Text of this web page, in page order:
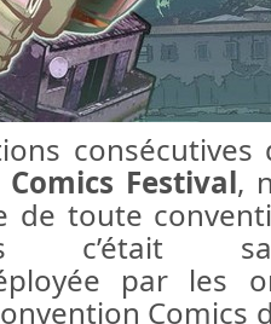
Festival,
de toute
c’était
par les
Comics